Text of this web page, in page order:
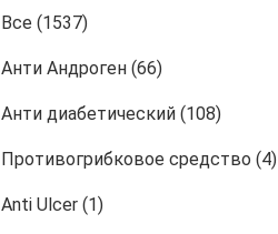
Все (1537)
Анти Андроген (66)
Анти диабетический (108)
Противогрибковое средство (4)
Anti Ulcer (1)